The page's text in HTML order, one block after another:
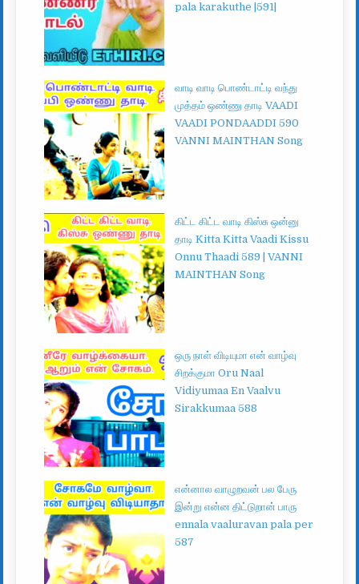
pala karakuthe |591|
வாடி வாடி பொண்டாட்டி வந்து
முத்தம் ஒண்ணு தாடி VAADI
VAADI PONDAADDI 590
VANNI MAINTHAN Song
கிட்ட கிட்ட வாடி கிஸ்சு ஒன்னு
தாடி Kitta Kitta Vaadi Kissu
Onnu Thaadi 589 | VANNI
MAINTHAN Song
ஒரு நாள் விடியுமா என் வாழ்வு
சிறக்குமா Oru Naal
Vidiyumaa En Vaalvu
Sirakkumaa 588
என்னால வாழுறவன் பல பேரு
இன்று என்ன திட்டுறான் பாரு
ennala vaaluravan pala per
587